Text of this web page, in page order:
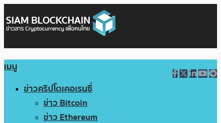
เมนู
ข่าวคริปโตเคอเรนซี่
ข่าว Bitcoin
ข่าว Ethereum